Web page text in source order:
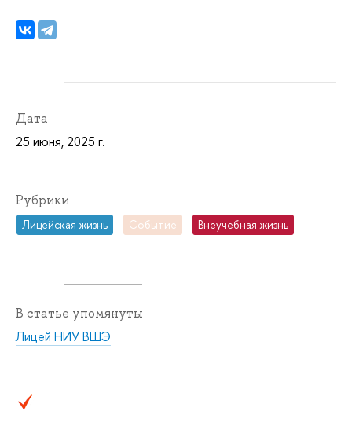
Дата
25 июня, 2025 г.
Рубрики
Лицейская жизнь Событие Внеучебная жизнь
В статье упомянуты
Лицей НИУ ВШЭ